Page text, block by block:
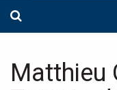
Matthieu